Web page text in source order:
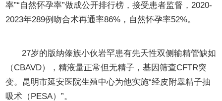
率”“自然怀孕率”做成公开排行榜，接受患者监督，2020-
2023年289例吻合术再通率86%，自然怀孕率52%。
27岁的版纳傣族小伙岩罕患有先天性双侧输精管缺如
（CBAVD），精液量正常但无精子，基因筛查CFTR突
变。昆明市延安医院生殖中心为他实施“经皮附睾精子抽
吸术（PESA）”。